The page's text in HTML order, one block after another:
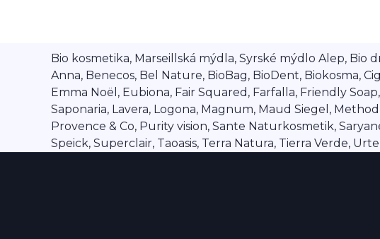
Bio kosmetika, Marseillská mýdla, Syrské mýdlo Alep, Bio
Anna, Benecos, Bel Nature, BioBag, BioDent, Biokosma,
Emma Noël, Eubiona, Fair Squared, Farfalla, Friendly
Saponaria, Lavera, Logona, Magnum, Maud Siegel,
Provence & Co, Purity vision, Sante Naturkosmetik,
Speick, Superclair, Taoasis, Terra Natura, Tierra Verde,